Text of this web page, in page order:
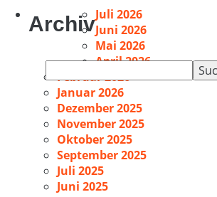
nach:
ArchivJuli 2026
Juni 2026
Mai 2026
April 2026
Februar 2026
Januar 2026
Dezember 2025
November 2025
Oktober 2025
September 2025
Juli 2025
Juni 2025